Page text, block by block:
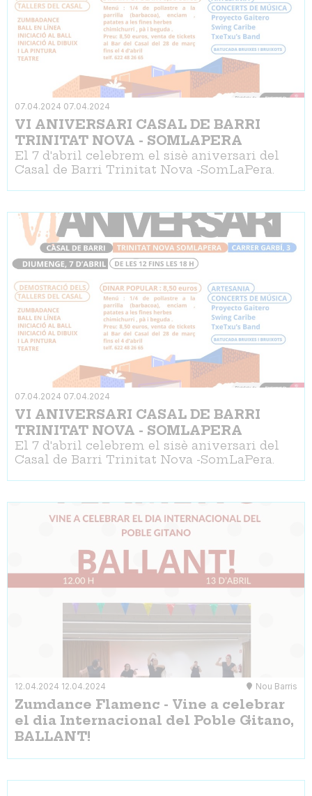
07.04.2024 07.04.2024
VI ANIVERSARI CASAL DE BARRI
TRINITAT NOVA - SOMLAPERA
El 7 d'abril celebrem el sisè aniversari del
Casal de Barri Trinitat Nova -SomLaPera.
07.04.2024 07.04.2024
VI ANIVERSARI CASAL DE BARRI
TRINITAT NOVA - SOMLAPERA
El 7 d'abril celebrem el sisè aniversari del
Casal de Barri Trinitat Nova -SomLaPera.
12.04.2024 12.04.2024 Nou Barris
Zumdance Flamenc - Vine a celebrar
el dia Internacional del Poble Gitano,
BALLANT!